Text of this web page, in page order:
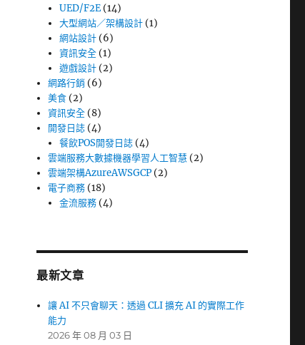
UED/F2E (14)
大型網站／架構設計 (1)
網站設計 (6)
資訊安全 (1)
遊戲設計 (2)
網路行銷 (6)
美食 (2)
資訊安全 (8)
開發日誌 (4)
餐飲POS開發日誌 (4)
雲端服務大數據機器學習人工智慧 (2)
雲端架構AzureAWSGCP (2)
電子商務 (18)
金流服務 (4)
最新文章
讓 AI 不只會聊天：透過 CLI 擴充 AI 的實際工作
能力
2026 年 08 月 03 日